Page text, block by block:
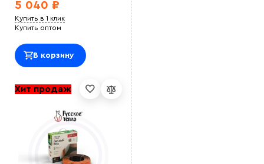
5 040 ₽
Купить в 1 клик
Купить оптом
В корзину
Хит продаж